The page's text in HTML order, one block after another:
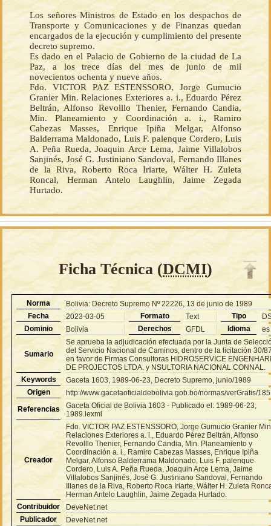
Los señores Ministros de Estado en los despachos de
Transporte y Comunicaciones y de Finanzas quedan
encargados de la ejecución y cumplimiento del presente
decreto supremo.
Es dado en el Palacio de Gobierno de la ciudad de La
Paz, a los trece días del mes de junio de mil
novecientos ochenta y nueve años.
Fdo. VICTOR PAZ ESTENSSORO, Jorge Gumucio
Granier Min. Relaciones Exteriores a. i., Eduardo Pérez
Beltrán, Alfonso Revolllo Thenier, Fernando Candia,
Min. Planeamiento y Coordinación a. i., Ramiro
Cabezas Masses, Enrique Ipiña Melgar, Alfonso
Balderrama Maldonado, Luis F. palenque Cordero, Luis
A. Peña Rueda, Joaquin Arce Lema, Jaime Villalobos
Sanjinés, José G. Justiniano Sandoval, Fernando Illanes
de la Riva, Roberto Roca Iriarte, Wálter H. Zuleta
Roncal, Herman Antelo Laughlin, Jaime Zegada
Hurtado.
Ficha Técnica (DCMI)
Norma
Bolivia: Decreto Supremo Nº 22226, 13 de junio de 1989
Fecha
2023-03-05 Formato Text Tipo
Dominio
Bolivia Derechos GFDL Idioma es
Sumario
Se aprueba la adjudicación efectuada por la Junta de
del Servicio Nacional de Caminos, dentro de la licitación 30/
en favor de Firmas Consultoras HIDROSERVICE
DE PROJECTOS LTDA. y NSULTORIA NACIONAL CONNAL.
Keywords
Gaceta 1603, 1989-06-23, Decreto Supremo, junio/1989
Origen
http://www.gacetaoficialdebolivia.gob.bo/normas/verGratis/
Referencias
Gaceta Oficial de Bolivia 1603 - Publicado el: 1989-06-23,
1989.lexml
Creador
Fdo. VICTOR PAZ ESTENSSORO, Jorge Gumucio Granier
Relaciones Exteriores a. i., Eduardo Pérez Beltrán, Alfonso
Revolllo Thenier, Fernando Candia, Min. Planeamiento y
Coordinación a. i., Ramiro Cabezas Masses, Enrique Ipiña
Melgar, Alfonso Balderrama Maldonado, Luis F. palenque
Cordero, Luis A. Peña Rueda, Joaquin Arce Lema, Jaime
Villalobos Sanjinés, José G. Justiniano Sandoval, Fernando
Illanes de la Riva, Roberto Roca Iriarte, Wálter H. Zuleta
Herman Antelo Laughlin, Jaime Zegada Hurtado.
Contribuidor
DeveNet.net
Publicador
DeveNet.net